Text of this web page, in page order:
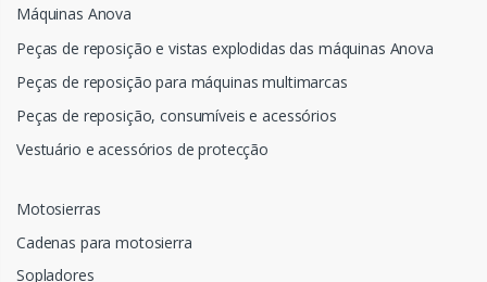
Máquinas Anova
Peças de reposição e vistas explodidas das máquinas Anova
Peças de reposição para máquinas multimarcas
Peças de reposição, consumíveis e acessórios
Vestuário e acessórios de protecção
Motosierras
Cadenas para motosierra
Sopladores